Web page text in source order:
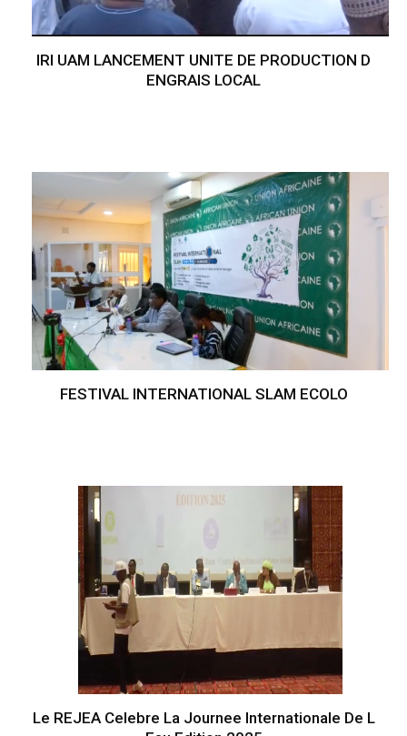
IRI UAM LANCEMENT UNITE DE PRODUCTION D
ENGRAIS LOCAL
FESTIVAL INTERNATIONAL SLAM ECOLO
Le REJEA Celebre La Journee Internationale De L